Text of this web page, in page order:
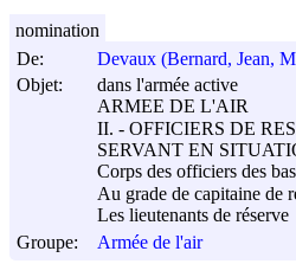
De:
Devaux (Bernard, Jean,
Objet:
dans l'armée active
ARMEE DE L'AIR
II. - OFFICIERS DE
SERVANT EN
Corps des officiers des
Au grade de capitaine de
Les lieutenants de réserve
Groupe:
Armée de l'air
nomination